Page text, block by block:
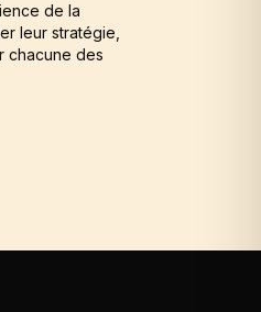
de la
leur stratégie,
chacune des